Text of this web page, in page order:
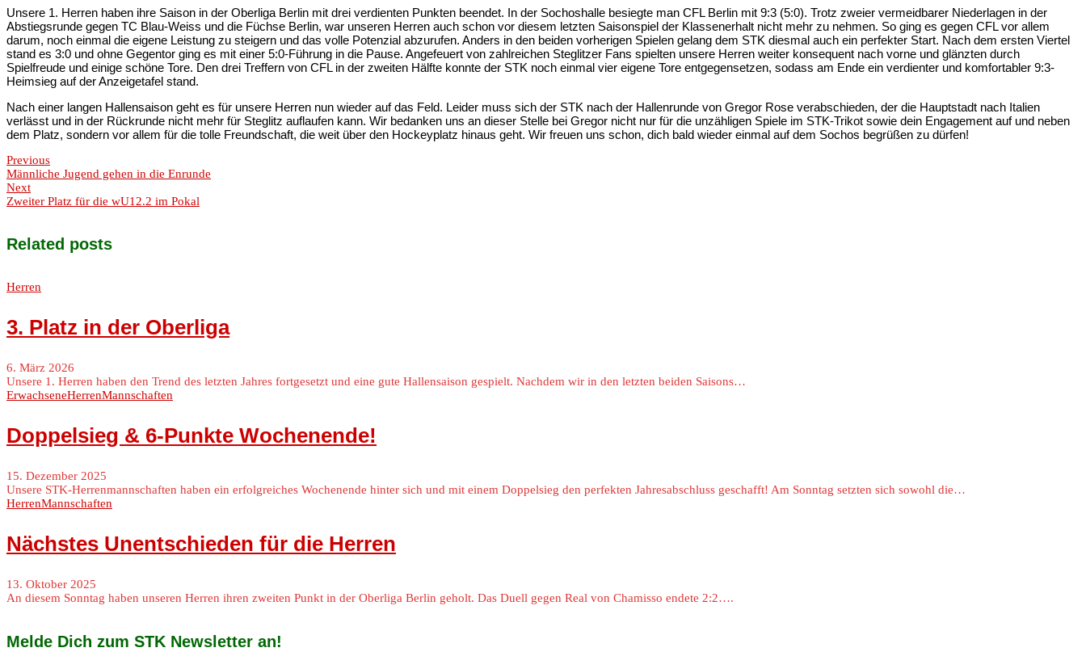
Unsere 1. Herren haben ihre Saison in der Oberliga Berlin mit drei verdienten Punkten beendet. In der Sochoshalle besiegte man CFL Berlin mit 9:3 (5:0). Trotz zweier vermeidbarer Niederlagen in der
Abstiegsrunde gegen TC Blau-Weiss und die Füchse Berlin, war unseren Herren auch schon vor diesem letzten Saisonspiel der Klassenerhalt nicht mehr zu nehmen. So ging es gegen CFL vor allem
darum, noch einmal die eigene Leistung zu steigern und das volle Potenzial abzurufen. Anders in den beiden vorherigen Spielen gelang dem STK diesmal auch ein perfekter Start. Nach dem ersten Viertel
stand es 3:0 und ohne Gegentor ging es mit einer 5:0-Führung in die Pause. Angefeuert von zahlreichen Steglitzer Fans spielten unsere Herren weiter konsequent nach vorne und glänzten durch
Spielfreude und einige schöne Tore. Den drei Treffern von CFL in der zweiten Hälfte konnte der STK noch einmal vier eigene Tore entgegensetzen, sodass am Ende ein verdienter und komfortabler 9:3-
Heimsieg auf der Anzeigetafel stand.
Nach einer langen Hallensaison geht es für unsere Herren nun wieder auf das Feld. Leider muss sich der STK nach der Hallenrunde von Gregor Rose verabschieden, der die Hauptstadt nach Italien
verlässt und in der Rückrunde nicht mehr für Steglitz auflaufen kann. Wir bedanken uns an dieser Stelle bei Gregor nicht nur für die unzähligen Spiele im STK-Trikot sowie dein Engagement auf und neben
dem Platz, sondern vor allem für die tolle Freundschaft, die weit über den Hockeyplatz hinaus geht. Wir freuen uns schon, dich bald wieder einmal auf dem Sochos begrüßen zu dürfen!
Previous
Männliche Jugend gehen in die Enrunde
Next
Zweiter Platz für die wU12.2 im Pokal
Related posts
Herren
3. Platz in der Oberliga
6. März 2026
Unsere 1. Herren haben den Trend des letzten Jahres fortgesetzt und eine gute Hallensaison gespielt. Nachdem wir in den letzten beiden Saisons…
ErwachseneHerrenMannschaften
Doppelsieg & 6-Punkte Wochenende!
15. Dezember 2025
Unsere STK-Herrenmannschaften haben ein erfolgreiches Wochenende hinter sich und mit einem Doppelsieg den perfekten Jahresabschluss geschafft! Am Sonntag setzten sich sowohl die…
HerrenMannschaften
Nächstes Unentschieden für die Herren
13. Oktober 2025
An diesem Sonntag haben unseren Herren ihren zweiten Punkt in der Oberliga Berlin geholt. Das Duell gegen Real von Chamisso endete 2:2….
Melde Dich zum STK Newsletter an!